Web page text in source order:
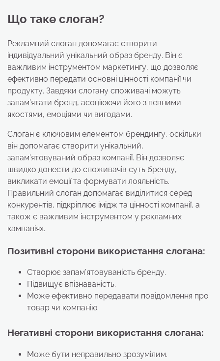
Що таке слоган?
Рекламний слоган допомагає створити
індивідуальний унікальний образ бренду. Він є
важливим інструментом маркетингу, що дозволяє
ефективно передати основні цінності компанії чи
продукту. Завдяки слогану споживачі можуть
запам’ятати бренд, асоціюючи його з певними
якостями, емоціями чи вигодами.
Слоган є ключовим елементом брендингу, оскільки
він допомагає створити унікальний,
запам’ятовуваний образ компанії. Він дозволяє
швидко донести до споживачів суть бренду,
викликати емоції та формувати лояльність.
Правильний слоган допомагає виділитися серед
конкурентів, підкріплює імідж та цінності компанії, а
також є важливим інструментом у рекламних
кампаніях.
Позитивні сторони використання слогана:
Створює запам’ятовуваність бренду.
Підвищує впізнаваність.
Може ефективно передавати повідомлення про
товар чи компанію.
Негативні сторони використання слогана:
Може бути неправильно зрозумілим.